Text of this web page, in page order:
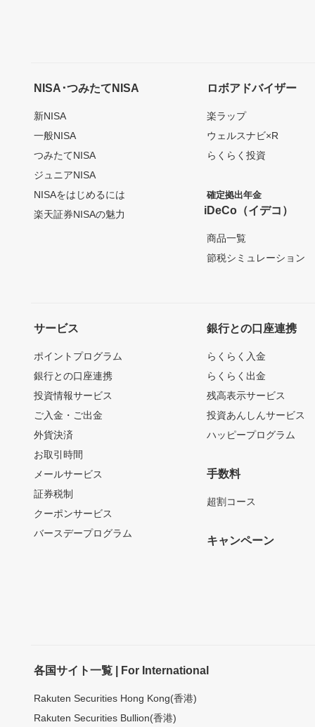
NISA･つみたてNISA
新NISA
一般NISA
つみたてNISA
ジュニアNISA
NISAをはじめるには
楽天証券NISAの魅力
ロボアドバイザー
楽ラップ
ウェルスナビ×R
らくらく投資
確定拠出年金
iDeCo（イデコ）
商品一覧
節税シミュレーション
サービス
ポイントプログラム
銀行との口座連携
投資情報サービス
ご入金・ご出金
外貨決済
お取引時間
メールサービス
証券税制
クーポンサービス
バースデープログラム
銀行との口座連携
らくらく入金
らくらく出金
残高表示サービス
投資あんしんサービス
ハッピープログラム
手数料
超割コース
キャンペーン
各国サイト一覧 | For International
Rakuten Securities Hong Kong(香港)
Rakuten Securities Bullion(香港)